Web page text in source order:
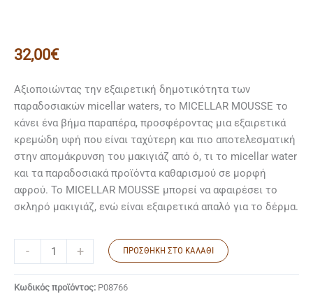
32,00€
Αξιοποιώντας την εξαιρετική δημοτικότητα των
παραδοσιακών micellar waters, το MICELLAR MOUSSE το
κάνει ένα βήμα παραπέρα, προσφέροντας μια εξαιρετικά
κρεμώδη υφή που είναι ταχύτερη και πιο αποτελεσματική
στην απομάκρυνση του μακιγιάζ από ό, τι το micellar water
και τα παραδοσιακά προϊόντα καθαρισμού σε μορφή
αφρού. Το MICELLAR MOUSSE μπορεί να αφαιρέσει το
σκληρό μακιγιάζ, ενώ είναι εξαιρετικά απαλό για το δέρμα.
- + ΠΡΟΣΘΉΚΗ ΣΤΟ ΚΑΛΆΘΙ
Κωδικός προϊόντος: P08766